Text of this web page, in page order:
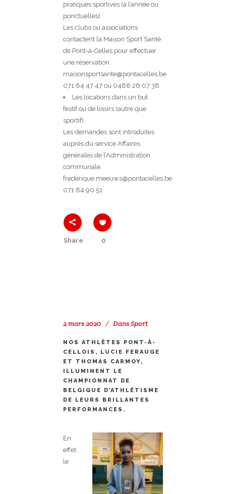
pratiques sportives (à l’année ou
ponctuelles) :
Les clubs ou associations
contactent la Maison Sport Santé
de Pont-à-Celles pour effectuer
une réservation.
maisonsportsante@pontacelles.be
071 84 47 47 ou 0488 26 07 38
Les locations dans un but
festif ou de loisirs (autre que
sportif)
Les demandes sont introduites
auprès du service Affaires
générales de l’Administration
communale.
frederique.meeuws@pontacelles.be
071 84 90 51
Share 0
2 mars 2020 DansSport
NOS ATHLÈTES PONT-À-
CELLOIS, LUCIE FERAUGE
ET THOMAS CARMOY,
ILLUMINENT LE
CHAMPIONNAT DE
BELGIQUE D’ATHLÉTISME
DE LEURS BRILLANTES
PERFORMANCES.
En
effet,
le